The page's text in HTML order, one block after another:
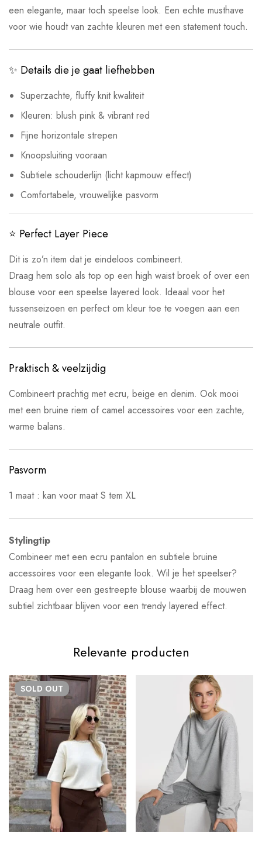
een elegante, maar toch speelse look. Een echte musthave
voor wie houdt van zachte kleuren met een statement touch.
✨ Details die je gaat liefhebben
Superzachte, fluffy knit kwaliteit
Kleuren: blush pink & vibrant red
Fijne horizontale strepen
Knoopsluiting vooraan
Subtiele schouderlijn (licht kapmouw effect)
Comfortabele, vrouwelijke pasvorm
⭐ Perfect Layer Piece
Dit is zo’n item dat je eindeloos combineert.
Draag hem solo als top op een high waist broek of over een
blouse voor een speelse layered look. Ideaal voor het
tussenseizoen en perfect om kleur toe te voegen aan een
neutrale outfit.
Praktisch & veelzijdig
Combineert prachtig met ecru, beige en denim. Ook mooi
met een bruine riem of camel accessoires voor een zachte,
warme balans.
Pasvorm
1 maat : kan voor maat S tem XL
Stylingtip
Combineer met een ecru pantalon en subtiele bruine
accessoires voor een elegante look. Wil je het speelser?
Draag hem over een gestreepte blouse waarbij de mouwen
subtiel zichtbaar blijven voor een trendy layered effect.
Relevante producten
SOLD OUT